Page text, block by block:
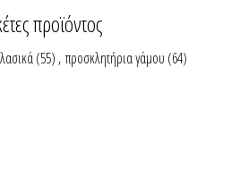
προϊόντος
(55) , προσκλητήρια γάμου (64)